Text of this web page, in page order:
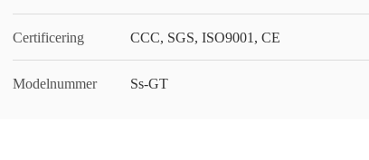
Certificering CCC, SGS, ISO9001, CE
Modelnummer Ss-GT